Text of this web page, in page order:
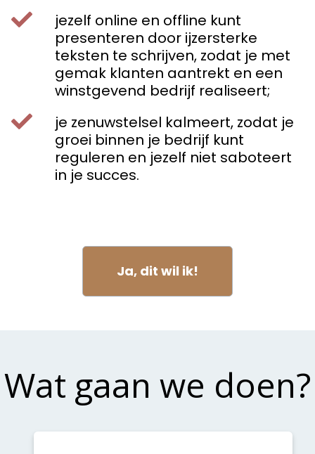
jezelf online en offline kunt
presenteren door ijzersterke
teksten te schrijven, zodat je met
gemak klanten aantrekt en een
winstgevend bedrijf realiseert;
je zenuwstelsel kalmeert, zodat je
groei binnen je bedrijf kunt
reguleren en jezelf niet saboteert
in je succes.
Ja, dit wil ik!
Wat gaan we doen?